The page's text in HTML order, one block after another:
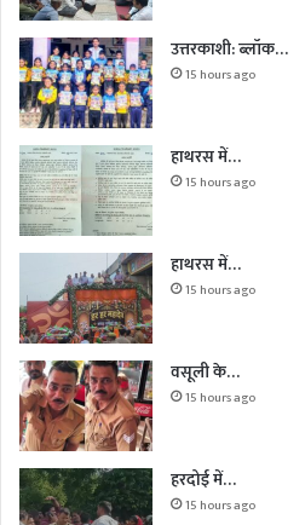
उत्तरकाशी: ब्लॉक…
15 hours ago
हाथरस में…
15 hours ago
हाथरस में…
15 hours ago
वसूली के…
15 hours ago
हरदोई में…
15 hours ago